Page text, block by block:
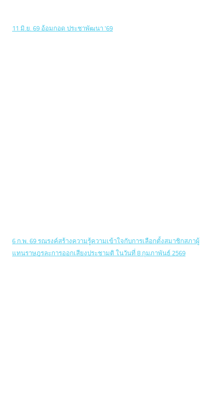
11 มิ.ย. 69 อ้อมกอด ประชาพัฒนา '69
6 ก.พ. 69 รณรงค์สร้างความรู้ความเข้าใจกับการเลือกตั้งสมาชิกสภาผู้
แทนราษฎรละการออกเสียงประชามติ ในวันที่ 8 กุมภาพันธ์ 2569